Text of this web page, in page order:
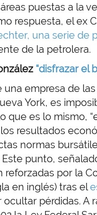
puestas a la
respuesta, el ex
una serie de
de la petrolera.
“disfrazar el
una empresa de
York, es
que es lo mismo,
resultados
normas
punto,
reforzadas por la
en inglés) tras el
pérdidas. A